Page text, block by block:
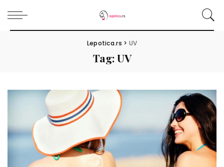
Lepotica.rs > UV
Tag:UV